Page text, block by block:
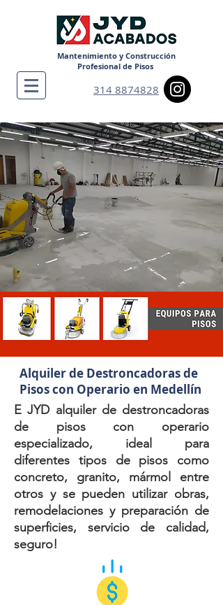
Mantenimiento y Construcción
Profesional de Pisos
314 8874828
Alquiler de Destroncadoras de
Pisos con Operario en Medellín
E JYD alquiler de destroncadoras
de pisos con operario
especializado, ideal para
diferentes tipos de pisos como
concreto, granito, mármol entre
otros y se pueden utilizar obras,
remodelaciones y preparación de
superficies, servicio de calidad,
seguro!